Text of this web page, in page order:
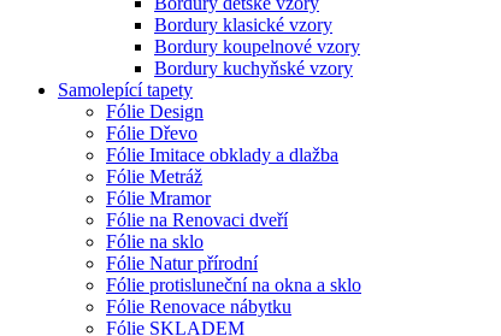
Bordury klasické vzory
Bordury koupelnové vzory
Bordury kuchyňské vzory
Samolepící tapety
Fólie Design
Fólie Dřevo
Fólie Imitace obklady a dlažba
Fólie Metráž
Fólie Mramor
Fólie na Renovaci dveří
Fólie na sklo
Fólie Natur přírodní
Fólie protisluneční na okna a sklo
Fólie Renovace nábytku
Fólie SKLADEM